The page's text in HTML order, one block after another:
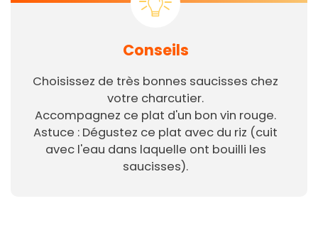
Conseils
Choisissez de très bonnes saucisses chez
votre charcutier.
Accompagnez ce plat d'un bon vin rouge.
Astuce : Dégustez ce plat avec du riz (cuit
avec l'eau dans laquelle ont bouilli les
saucisses).